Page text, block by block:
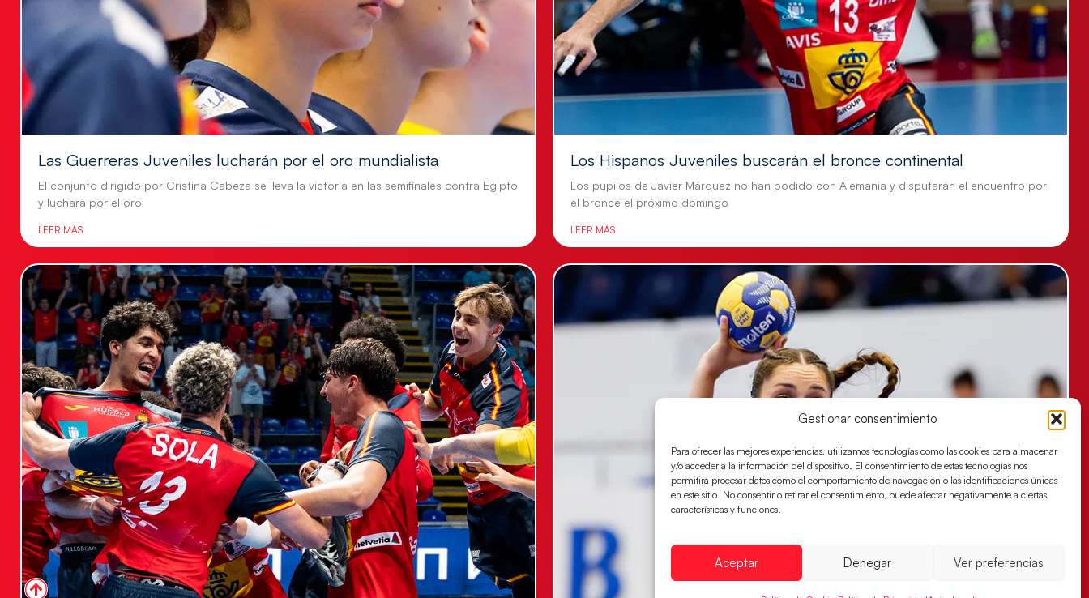
Gestionar consentimiento
Para ofrecer las mejores experiencias, utilizamos tecnologías como las cookies para almacenar
y/o acceder a la información del dispositivo. El consentimiento de estas tecnologías nos
permitirá procesar datos como el comportamiento de navegación o las identificaciones únicas
en este sitio. No consentir o retirar el consentimiento, puede afectar negativamente a ciertas
características y funciones.
Aceptar Denegar Ver preferencias
Las Guerreras Juveniles lucharán por el oro mundialista
El conjunto dirigido por Cristina Cabeza se lleva la victoria en las semifinales contra Egipto
y luchará por el oro
LEER MÁS
Los Hispanos Juveniles buscarán el bronce continental
Los pupilos de Javier Márquez no han podido con Alemania y disputarán el encuentro por
el bronce el próximo domingo
LEER MÁS